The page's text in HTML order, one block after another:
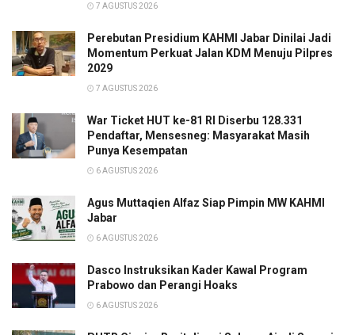
7 AGUSTUS 2026
Perebutan Presidium KAHMI Jabar Dinilai Jadi
Momentum Perkuat Jalan KDM Menuju Pilpres
2029
7 AGUSTUS 2026
War Ticket HUT ke-81 RI Diserbu 128.331
Pendaftar, Mensesneg: Masyarakat Masih
Punya Kesempatan
6 AGUSTUS 2026
Agus Muttaqien Alfaz Siap Pimpin MW KAHMI
Jabar
6 AGUSTUS 2026
Dasco Instruksikan Kader Kawal Program
Prabowo dan Perangi Hoaks
6 AGUSTUS 2026